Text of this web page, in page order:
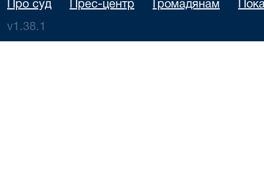
Про суд Прес-центр Громадянам
v1.38.1